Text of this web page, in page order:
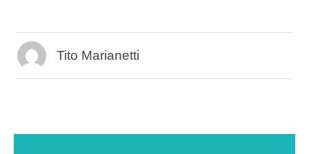
Tito Marianetti